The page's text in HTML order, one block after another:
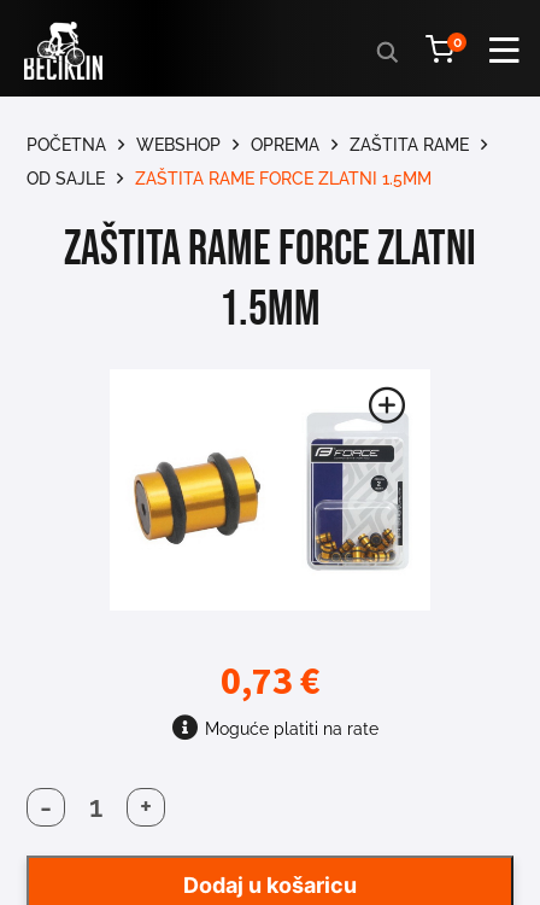
Products
search
0
POČETNA WEBSHOP OPREMA
ZAŠTITA RAME
OD SAJLE
ZAŠTITA RAME FORCE ZLATNI 1.5MM
ZAŠTITA RAME FORCE ZLATNI
1.5MM
0,73€
Moguće platiti na rate
-
ZAŠTITA
FORCE
+
Dodaj u košaricu